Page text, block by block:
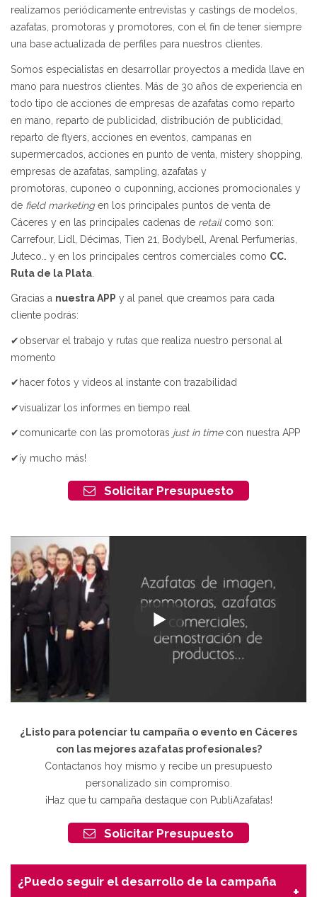
realizamos periódicamente entrevistas y castings de modelos,
azafatas, promotoras y promotores, con el fin de tener siempre
una base actualizada de perfiles para nuestros clientes.
Somos especialistas en desarrollar proyectos a medida llave en
mano para nuestros clientes. Más de 30 años de experiencia en
todo tipo de acciones de empresas de azafatas como reparto
en mano, reparto de publicidad, distribución de publicidad,
reparto de flyers, acciones en eventos, campanas en
supermercados, acciones en punto de venta, mistery shopping,
empresas de azafatas, sampling, azafatas y
promotoras, cuponeo o cuponning, acciones promocionales y
de field marketingen los principales puntos de venta de
Cáceres y en las principales cadenas de retailcomo son:
Carrefour, Lidl, Décimas, Tien 21, Bodybell, Arenal Perfumerías,
Juteco… y en los principales centros comerciales como CC.
Ruta de la Plata
Gracias a nuestra APP y al panel que creamos para cada
cliente podrás:
✔observar el trabajo y rutas que realiza nuestro personal al
momento
✔hacer fotos y videos al instante con trazabilidad
✔visualizar los informes en tiempo real
✔comunicarte con las promotoras just in timecon nuestra APP
✔¡y mucho más!
Solicitar Presupuesto
¿Listo para potenciar tu campaña o evento en Cáceres
con las mejores azafatas profesionales?
Contactanos hoy mismo y recibe un presupuesto
personalizado sin compromiso.
¡Haz que tu campaña destaque con PubliAzafatas!
Solicitar Presupuesto
¿Puedo seguir el desarrollo de la campaña